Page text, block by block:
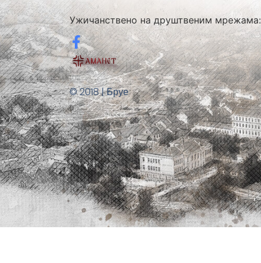
Ужичанствено на друштвеним мрежама:
© 2018 | Бруе